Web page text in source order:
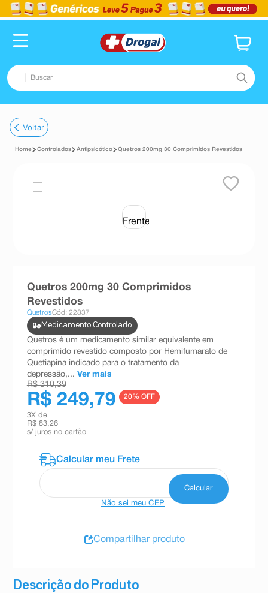
Buscar
1º fralda
pampers confort sec max
teste gravidez
esmalte
10ºabsorvente
Voltar
Controlados Antipsicótico Quetros 200mg 30 Comprimidos Revestidos
Descrição do Produto
Quetros 200mg 30 Comprimidos
Revestidos
QuetrosCód: 22837
Medicamento Controlado
Quetros é um medicamento similar equivalente em
comprimido revestido composto por Hemifumarato de
Quetiapina indicado para o tratamento da
depressão,... Ver mais
R$ 310,39
R$ 249,79 20% OFF
3X de
R$ 83,26
s/ juros no cartão
Não sei meu CEP
Compartilhar produto